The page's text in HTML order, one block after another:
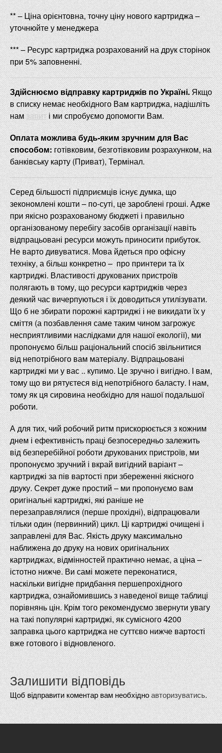
**– Цінаорієнтовна,точнуцінунового картриджа–
уточнюйтеуменеджера
***– Ресурс картриджарозрахований надруксторінок
при5%заповненні.
ЗдійснюємовідправкукартриджівпоУкраїні. Якщо
вспискунемаєнеобхідного Вам картриджа, надішліть
нам запиті ми спробуємодопомогти Вам.
Оплатаможливабудь-якимзручним для Вас
способом: готівковим, безготівковим розрахунком, на
банківськукарту(Приват),Термінал.
Серед більшості підприємців існує думка, що
зекономлені кошти – по-суті, це зароблені гроші. Адже
при якісно розрахованому бюджеті і правильно
організованому перебігу засобів організації навіть
відпрацьовані ресурси можуть приносити прибуток.
Не варто дивуватися. Мова йдеться про офісну
техніку, а більш конкретно – про принтери та їх
картриджі. Властивості друкованих пристроїв
полягають в тому, що ресурси картриджів через
деякий час вичерпуються і їх доводиться утилізувати.
Що б не збирати порожні картриджі і не викидати їх у
сміття (а позбавлення саме таким чином загрожує
несприятливими наслідками для нашої екології), ми
пропонуємо більш раціональний спосіб звільнитися
від непотрібного вам матеріалу. Відпрацьовані
картриджі ми у вас .. купимо. Це зручно і вигідно. І вам,
тому що ви рятуєтеся від непотрібного баласту. І нам,
тому як ця сировина необхідно для нашої подальшої
роботи.
А для тих, чий робочий ритм прискорюється з кожним
днем ​​і ефективність праці безпосередньо залежить
від безперебійної роботи друкованих пристроїв, ми
пропонуємо зручний і вкрай вигідний варіант –
картриджі за пів вартості при збереженні якісного
друку. Секрет дуже простий – ми пропонуємо вам
оригінальні картриджі, які раніше не
перезаправлялися (перше прохідні), відпрацювали
тільки один (первинний) цикл. Ці картриджі очищені і
заправлені для Вас. Якість друку максимально
наближена до друку на нових оригінальних
картриджах, відмінностей практично немає, а ціна –
істотно нижче. Ви самі можете переконатися,
наскільки вигідне придбання першепрохідного
картриджа, ознайомившись з наведеної вище таблиці
порівнянь цін. Крім того рекомендуємо звернути увагу
на такі популярні картриджі, як сумісного 4200
заправка цього картриджа не суттєво нижче вартості
вже готового і відновленого.
Залишити відповідь
Щоб відправити коментар вам необхідноавторизуватись.